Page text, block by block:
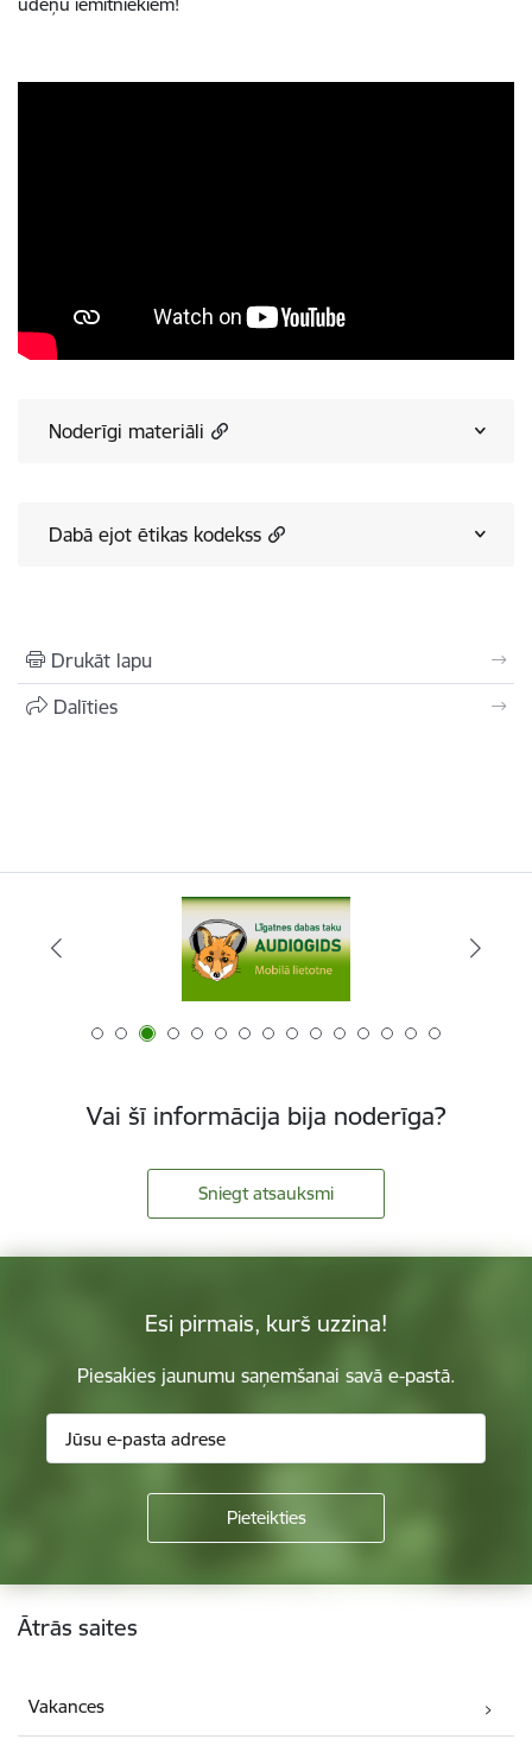
Noderīgi materiāli
Dabā ejot ētikas kodekss
Drukāt lapu
Dalīties
Vai šī informācija bija noderīga?
Sniegt atsauksmi
Esi pirmais, kurš uzzina!
Piesakies jaunumu saņemšanai savā e-pastā.
Kājene
Ātrās saites
Vakances